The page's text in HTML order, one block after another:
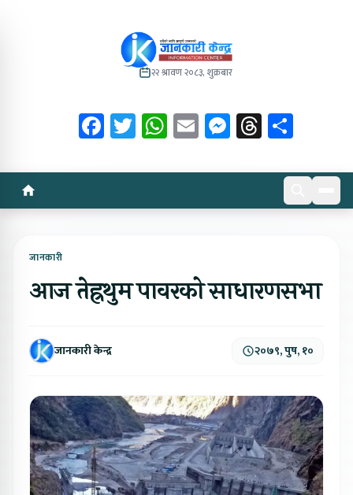
२२ श्रावण २०८३, शुक्रबार
Facebook
Twitter
WhatsApp
EmailMessenger
Threads
जानकारी
आज तेह्रथुम पावरको साधारणसभा
जानकारी केन्द्र २०७९, पुष, १०